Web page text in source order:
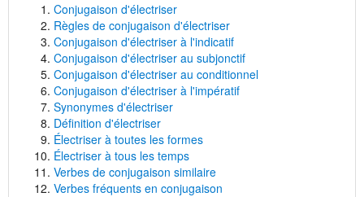
Conjugaison d'électriser
Règles de conjugaison d'électriser
Conjugaison d'électriser à l'indicatif
Conjugaison d'électriser au subjonctif
Conjugaison d'électriser au conditionnel
Conjugaison d'électriser à l'impératif
Synonymes d'électriser
Définition d'électriser
Électriser à toutes les formes
Électriser à tous les temps
Verbes de conjugaison similaire
Verbes fréquents en conjugaison